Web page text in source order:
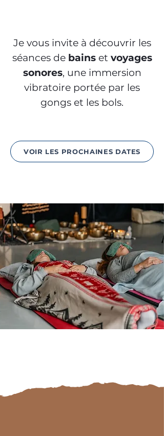
Je vous invite à découvrir les
séances de bains et voyages
sonores, une immersion
vibratoire portée par les
gongs et les bols.
VOIR LES PROCHAINES DATES